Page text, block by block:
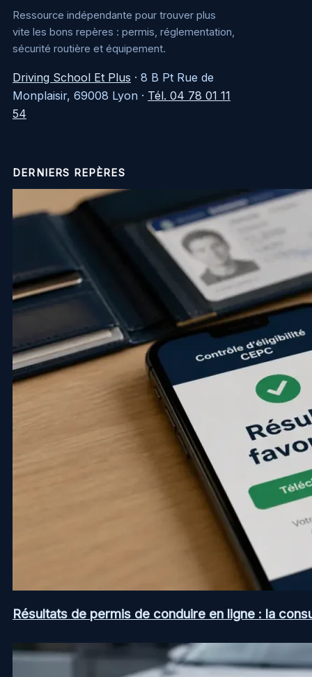
Ressource indépendante pour trouver plus
vite les bons repères : permis, réglementation,
sécurité routière et équipement.
Driving School Et Plus · 8 B Pt Rue de
Monplaisir, 69008 Lyon · Tél. 04 78 01 11
54
DERNIERS REPÈRES
Résultats de permis de conduire en ligne : la